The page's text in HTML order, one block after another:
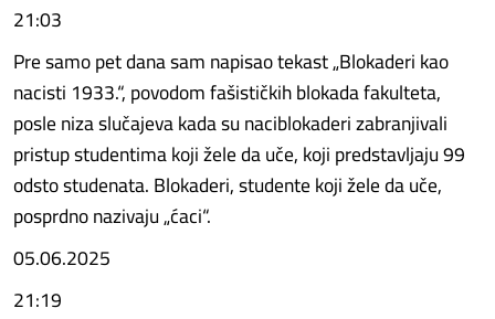
21:03
Pre samo pet dana sam napisao tekast „Blokaderi kao
nacisti 1933.“, povodom fašističkih blokada fakulteta,
posle niza slučajeva kada su naciblokaderi zabranjivali
pristup studentima koji žele da uče, koji predstavljaju 99
odsto studenata. Blokaderi, studente koji žele da uče,
posprdno nazivaju „ćaci“.
05.06.2025
21:19